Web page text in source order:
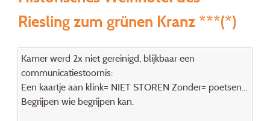
Riesling zum grünen Kranz ***(*)
Kamer werd 2x niet gereinigd, blijkbaar een
communicatiestoornis:
Een kaartje aan klink= NIET STOREN Zonder= poetsen...
Begrijpen wie begrijpen kan.